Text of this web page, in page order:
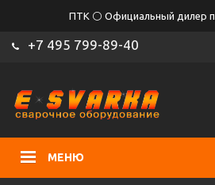
ПТК ⚪ Официальный дилер
+7 495 799-89-40
МЕНЮ